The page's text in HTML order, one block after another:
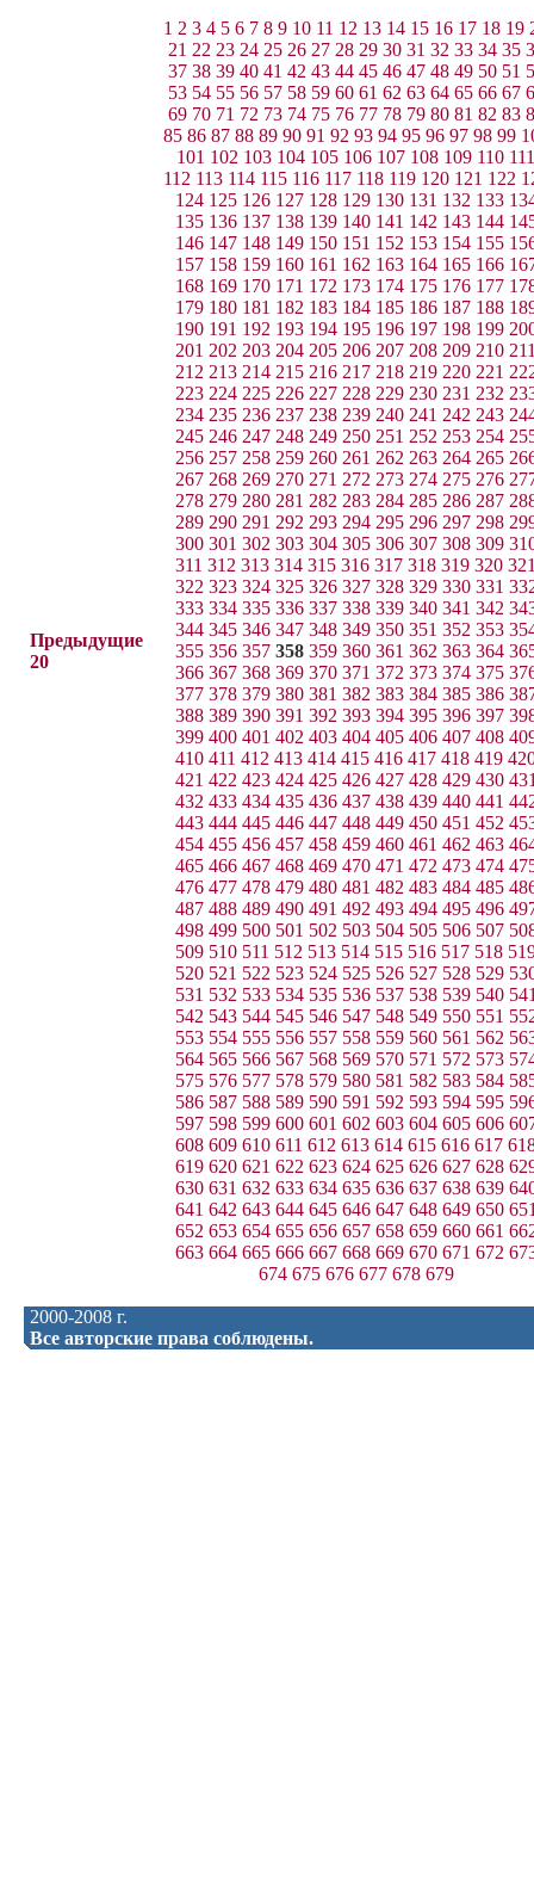
Предыдущие
20
1 2 3 4 5 6 7 8 9 10 11 12 13 14 15 16 17 18 19
21 22 23 24 25 26 27 28 29 30 31 32 33 34 35
37 38 39 40 41 42 43 44 45 46 47 48 49 50 51
53 54 55 56 57 58 59 60 61 62 63 64 65 66 67
69 70 71 72 73 74 75 76 77 78 79 80 81 82 83
85 86 87 88 89 90 91 92 93 94 95 96 97 98 99
101 102 103 104 105 106 107 108 109 110 111
112 113 114 115 116 117 118 119 120 121 122
124 125 126 127 128 129 130 131 132 133
135 136 137 138 139 140 141 142 143 144
146 147 148 149 150 151 152 153 154 155
157 158 159 160 161 162 163 164 165 166
168 169 170 171 172 173 174 175 176 177
179 180 181 182 183 184 185 186 187 188
190 191 192 193 194 195 196 197 198 199
201 202 203 204 205 206 207 208 209 210
212 213 214 215 216 217 218 219 220 221
223 224 225 226 227 228 229 230 231 232
234 235 236 237 238 239 240 241 242 243
245 246 247 248 249 250 251 252 253 254
256 257 258 259 260 261 262 263 264 265
267 268 269 270 271 272 273 274 275 276
278 279 280 281 282 283 284 285 286 287
289 290 291 292 293 294 295 296 297 298
300 301 302 303 304 305 306 307 308 309
311 312 313 314 315 316 317 318 319 320
322 323 324 325 326 327 328 329 330 331
333 334 335 336 337 338 339 340 341 342
344 345 346 347 348 349 350 351 352 353
355 356 357 358 359 360 361 362 363 364
366 367 368 369 370 371 372 373 374 375
377 378 379 380 381 382 383 384 385 386
388 389 390 391 392 393 394 395 396 397
399 400 401 402 403 404 405 406 407 408
410 411 412 413 414 415 416 417 418 419
421 422 423 424 425 426 427 428 429 430
432 433 434 435 436 437 438 439 440 441
443 444 445 446 447 448 449 450 451 452
454 455 456 457 458 459 460 461 462 463
465 466 467 468 469 470 471 472 473 474
476 477 478 479 480 481 482 483 484 485
487 488 489 490 491 492 493 494 495 496
498 499 500 501 502 503 504 505 506 507
509 510 511 512 513 514 515 516 517 518
520 521 522 523 524 525 526 527 528 529
531 532 533 534 535 536 537 538 539 540
542 543 544 545 546 547 548 549 550 551
553 554 555 556 557 558 559 560 561 562
564 565 566 567 568 569 570 571 572 573
575 576 577 578 579 580 581 582 583 584
586 587 588 589 590 591 592 593 594 595
597 598 599 600 601 602 603 604 605 606
608 609 610 611 612 613 614 615 616 617
619 620 621 622 623 624 625 626 627 628
630 631 632 633 634 635 636 637 638 639
641 642 643 644 645 646 647 648 649 650
652 653 654 655 656 657 658 659 660 661
663 664 665 666 667 668 669 670 671 672
674 675 676 677 678 679
2000-2008 г.
Все авторские права соблюдены.